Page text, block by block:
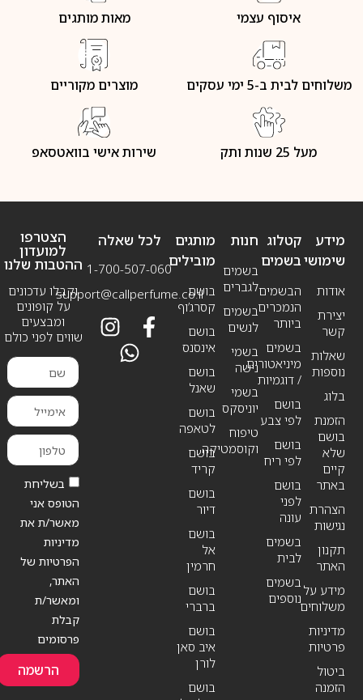
איסוף עצמי מאות מותגים
משלוחים לבית ב-5 ימי עסקים מוצרים מקוריים
מעל 25 שנות ותק שירות אישי בוואטסאפ
מידע
שימושי
אודות
יצירת
קשר
שאלות
נוספות
בלוג
הזמנת
בושם
שלא
קיים
באתר
הצהרת
נגישות
תקנון
האתר
מידע על
משלוחים
מדיניות
פרטיות
ביטול
הזמנה
חנות
בשמים
לגברים
בשמים
לנשים
בשמי
נישה
בשמי
יוניסקס
טיפוח
וקוסמטיקה
קטלוג
בשמים
הבשמים
הנמכרים
ביותר
בשמים
מיניאטורים
/ דוגמיות
בושם
לפי צבע
בושם
לפי ריח
בושם
לפני
עונה
בשמים
לבית
בשמים
נוספים
מותגים
מובילים
בושם
קסרג’וף
בושם
אינסנס
בושם
שאנל
בושם
לטאפה
בושם
קריד
בושם
דיור
בושם
אל
חרמין
בושם
ברברי
בושם
איב סאן
לורן
בושם
לכל שאלה
1-700-507-060
support@callperfume.co.il
הצטרפו
למועדון
ההטבות שלנו
וקבלו עדכונים
על קופונים
ומבצעים
שווים לפני כולם
בשליחת
הטופס אני
מאשר/ת את
מדיניות
הפרטיות של
האתר,
ומאשר/ת
קבלת
פרסומים
הרשמה